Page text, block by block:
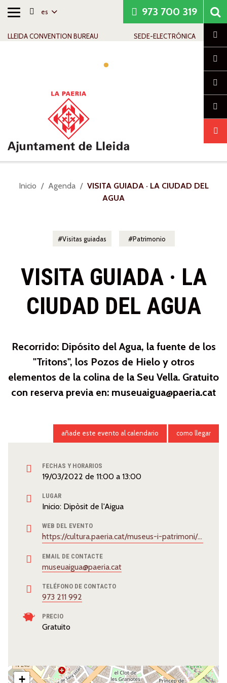
Alternar
es
LLEIDA CONVENTION BUREAU SEDE-ELECTRÓNICA
973 700 319
Usted
Inicio Agenda
VISITA GUIADA · LA CIUDAD DEL
AGUA
Visitas guiadas Patrimonio
VISITA GUIADA · LA
CIUDAD DEL AGUA
Recorrido: Dipósito del Agua, la fuente de los
"Tritons", los Pozos de Hielo y otros
elementos de la colina de la Seu Vella. Gratuito
con reserva previa en: museuaigua@paeria.cat
FECHAS Y HORARIOS
19/03/2022 de 11:00 a 13:00
LUGAR
Inicio: Dipòsit de l'Aigua
WEB DEL EVENTO
https://cultura.paeria.cat/museus-i-patrimoni/museu-de-laigua
EMAIL DE CONTACTE
museuaigua@paeria.cat
TELÉFONO DE CONTACTO
973 211 992
PRECIO
Gratuito
añade este evento al calendario como llegar
+